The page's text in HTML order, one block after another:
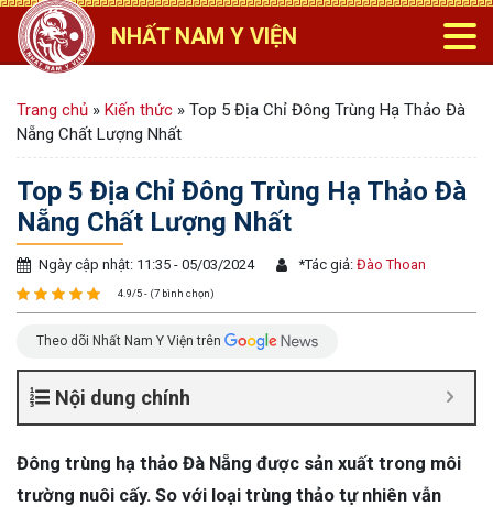
NHẤT NAM Y VIỆN
Trang chủ » Kiến thức » Top 5 Địa Chỉ Đông Trùng Hạ Thảo Đà
Nẵng Chất Lượng Nhất
Top 5 Địa Chỉ Đông Trùng Hạ Thảo Đà
Nẵng Chất Lượng Nhất
Ngày cập nhật: 11:35 - 05/03/2024 *Tác giả: Đào Thoan
4.9/5 - (7 bình chọn)
Theo dõi Nhất Nam Y Viện trên
Nội dung chính
Đông trùng hạ thảo Đà Nẵng được sản xuất trong môi
trường nuôi cấy. So với loại trùng thảo tự nhiên vẫn